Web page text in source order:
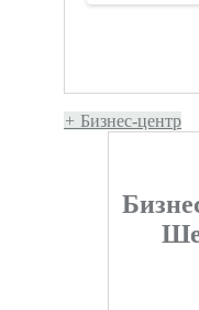
+ Бизнес-центр